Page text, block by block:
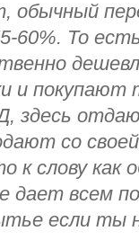
60%. То
и
здесь
со
к слову
всем
если ты